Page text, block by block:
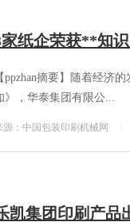
纸企荣获**知
【ppzhan摘要】随着经济
》，华泰集团有限公...
源：中国包装印刷机械网
凯集团印刷产品